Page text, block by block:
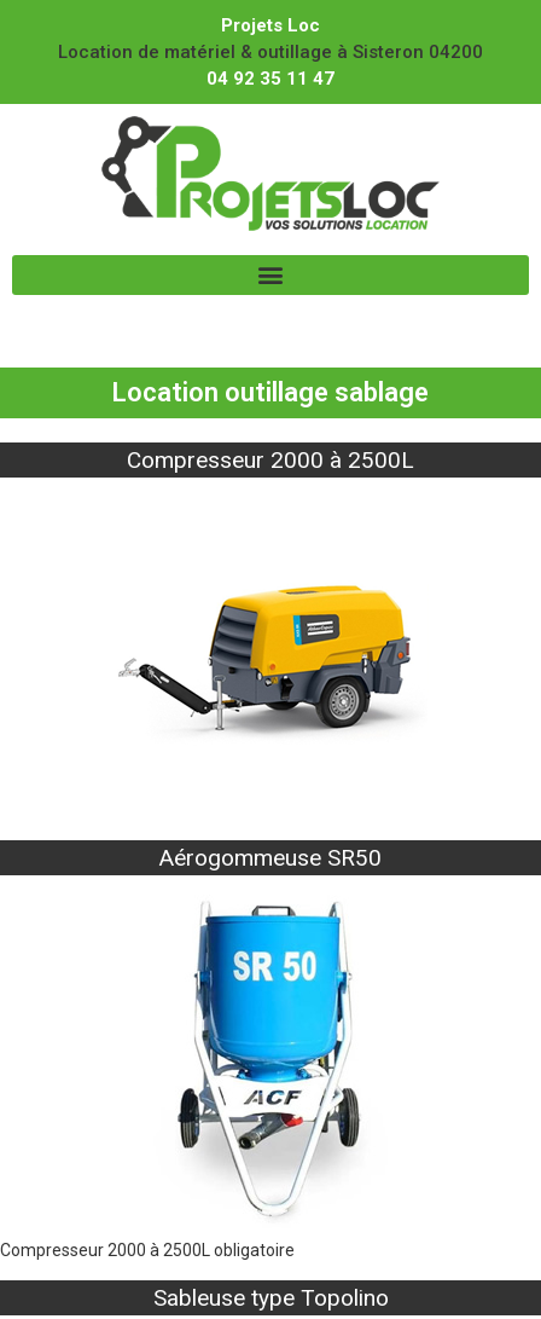
Projets Loc
Location de matériel & outillage à Sisteron 04200
04 92 35 11 47
Location outillage sablage
Compresseur 2000 à 2500L
Aérogommeuse SR50
Compresseur 2000 à 2500L obligatoire
Sableuse type Topolino